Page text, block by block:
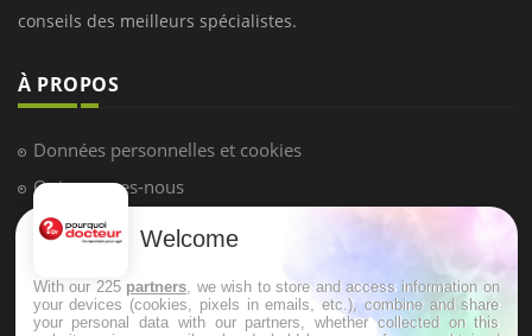
conseils des meilleurs spécialistes.
À PROPOS
Données personnelles et cookies
Qui sommes-nous
Conditions d'utilisation
Mentions Légales
Welcome
With our 225 partners , we wish to store and access information on
your devices (cookies, pixels in emails, etc.), combine and share
your personal data with our partners, whether collected on this